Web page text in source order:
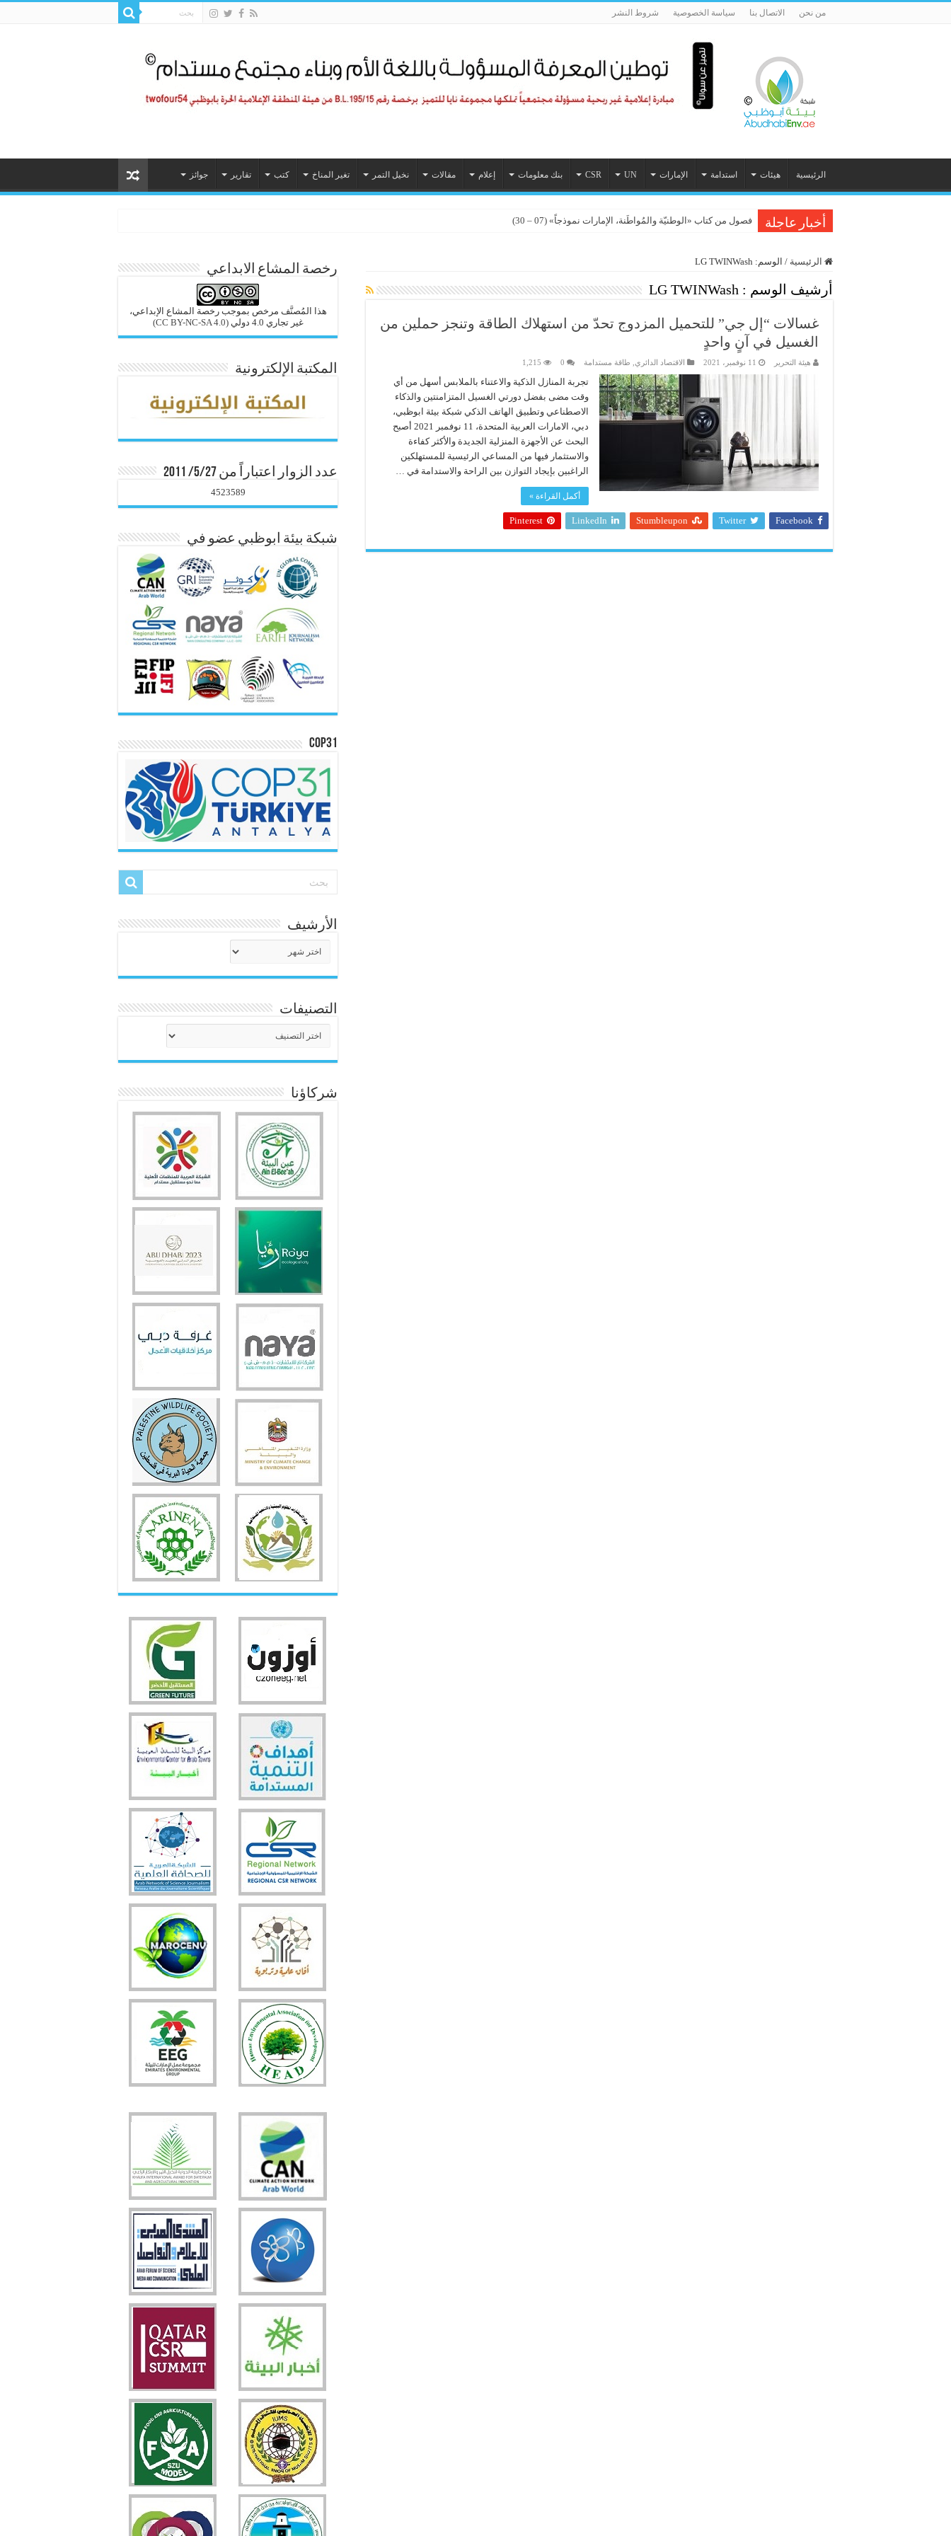
من نحن الاتصال بنا سياسة الخصوصية شروط النشر
الرئيسية هيئات استدامة الإمارات UN
CSR بنك معلومات إعلام مقالات نخيل التمر تغير المناخ كتب تقارير جوائز
أخبار عاجلة فصول من كتاب «الوطنيّة والمُواطَنة، الإمارات نموذجاً» (07 – 30)
الرئيسية / الوسم: LG TWINWash
أرشيف الوسم : LG TWINWash
غسالات “إل جي” للتحميل المزدوج تحدّ من استهلاك الطاقة وتنجز حملين من
الغسيل في آنٍ واحدٍ
هيئة التحرير 11 نوفمبر، 2021 الاقتصاد الدائري طاقة مستدامة 0
1,215
تجربة المنازل الذكية والاعتناء بالملابس أسهل من أي
وقت مضى بفضل دورتي الغسيل المتزامنتين والذكاء
الاصطناعي وتطبيق الهاتف الذكي شبكة بيئة ابوظبي،
دبي، الامارات العربية المتحدة، 11 نوفمبر 2021 أصبح
البحث عن الأجهزة المنزلية الجديدة والأكثر كفاءة
والاستثمار فيها من المساعي الرئيسية للمستهلكين
الراغبين بإيجاد التوازن بين الراحة والاستدامة في …
أكمل القراءة »
Facebook
Twitter
Stumbleupon
LinkedIn
Pinterest
رخصة المشاع الابداعي
هذا المُصنَّف مرخص بموجب رخصة المشاع الإبداعي،
غير تجاري 4.0 دولي
(CC BY-NC-SA 4.0)
المكتبة الإلكترونية
عدد الزوار اعتباراً من 5/27/ 2011
4523589
شبكة بيئة ابوظبي عضو في
COP31
الأرشيف
التصنيفات
شركاؤنا